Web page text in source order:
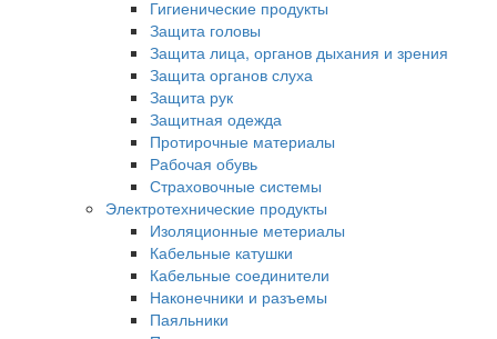
Гигиенические продукты
Защита головы
Защита лица, органов дыхания и зрения
Защита органов слуха
Защита рук
Защитная одежда
Протирочные материалы
Рабочая обувь
Страховочные системы
Электротехнические продукты
Изоляционные метериалы
Кабельные катушки
Кабельные соединители
Наконечники и разъемы
Паяльники